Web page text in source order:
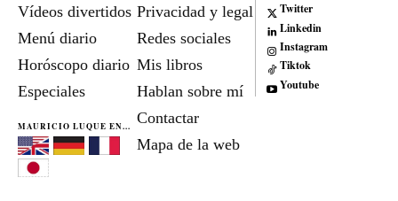
Vídeos divertidos
Menú diario
Horóscopo diario
Especiales
MAURICIO LUQUE EN...
Privacidad y legal
Redes sociales
Mis libros
Hablan sobre mí
Contactar
Mapa de la web
Twitter
Linkedin
Instagram
Tiktok
Youtube